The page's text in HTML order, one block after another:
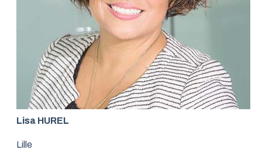
Lisa HUREL
Lille